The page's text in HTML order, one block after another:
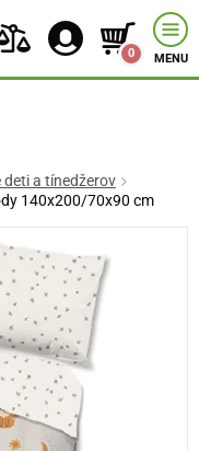
0 MENU
deti a tínedžerov
140x200/70x90 cm